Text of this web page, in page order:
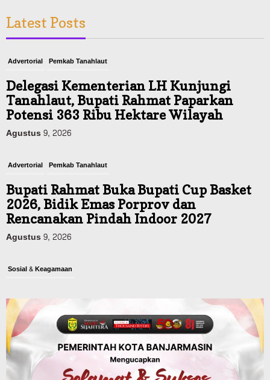
Latest Posts
Advertorial Pemkab Tanahlaut
Delegasi Kementerian LH Kunjungi
Tanahlaut, Bupati Rahmat Paparkan
Potensi 363 Ribu Hektare Wilayah
Agustus 9, 2026
Advertorial Pemkab Tanahlaut
Bupati Rahmat Buka Bupati Cup Basket
2026, Bidik Emas Porprov dan
Rencanakan Pindah Indoor 2027
Agustus 9, 2026
Sosial & Keagamaan
Jamnas XII Cibubur, Termasuk Dua
Peserta Berkebutuhan Khusus
Agustus 9, 2026
Budaya & Pariwisata